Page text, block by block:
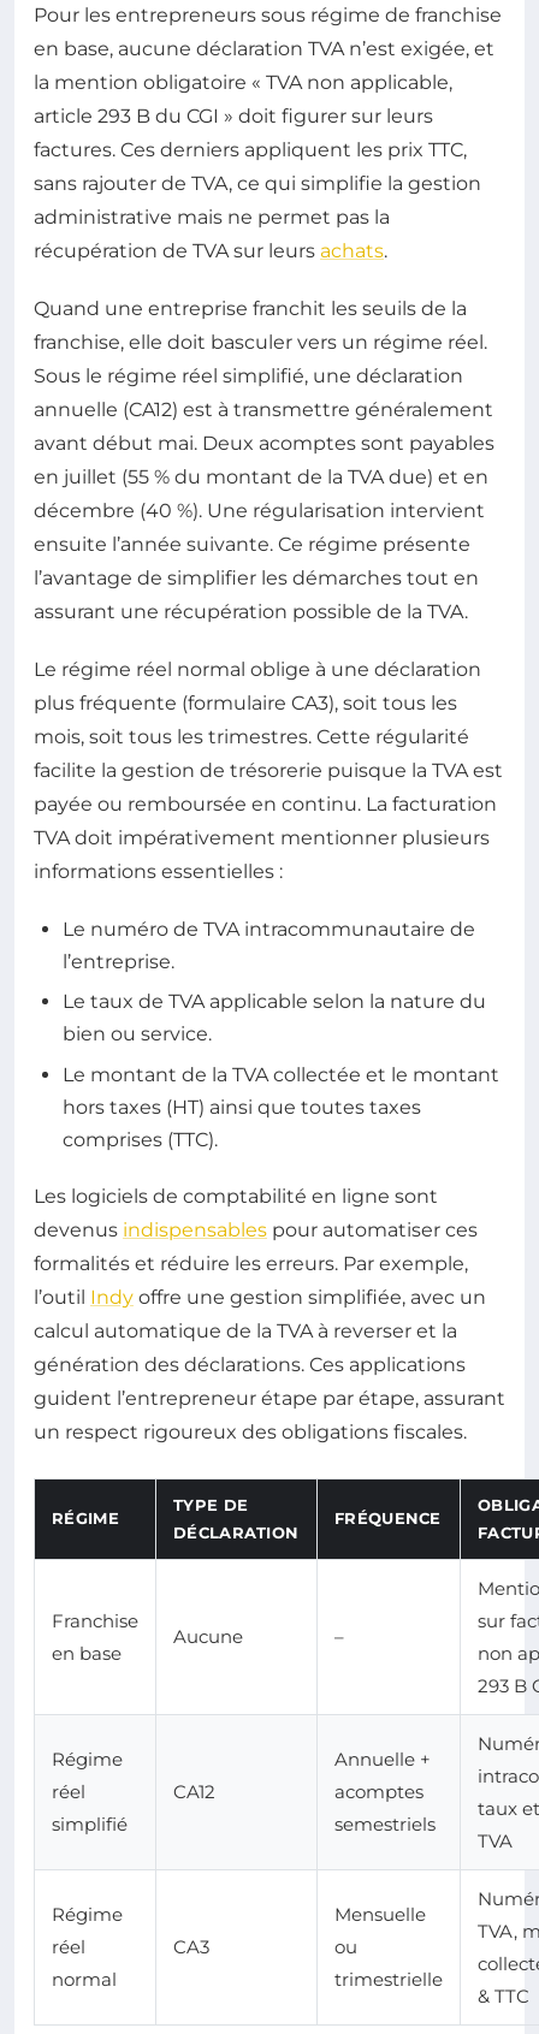
Pour les entrepreneurs sous régime de franchise
en base, aucune déclaration TVA n’est exigée, et
la mention obligatoire « TVA non applicable,
article 293 B du CGI » doit figurer sur leurs
factures. Ces derniers appliquent les prix TTC,
sans rajouter de TVA, ce qui simplifie la gestion
administrative mais ne permet pas la
récupération de TVA sur leurs achats.
Quand une entreprise franchit les seuils de la
franchise, elle doit basculer vers un régime réel.
Sous le régime réel simplifié, une déclaration
annuelle (CA12) est à transmettre généralement
avant début mai. Deux acomptes sont payables
en juillet (55 % du montant de la TVA due) et en
décembre (40 %). Une régularisation intervient
ensuite l’année suivante. Ce régime présente
l’avantage de simplifier les démarches tout en
assurant une récupération possible de la TVA.
Le régime réel normal oblige à une déclaration
plus fréquente (formulaire CA3), soit tous les
mois, soit tous les trimestres. Cette régularité
facilite la gestion de trésorerie puisque la TVA est
payée ou remboursée en continu. La facturation
TVA doit impérativement mentionner plusieurs
informations essentielles :
Le numéro de TVA intracommunautaire de
l’entreprise.
Le taux de TVA applicable selon la nature du
bien ou service.
Le montant de la TVA collectée et le montant
hors taxes (HT) ainsi que toutes taxes
comprises (TTC).
Les logiciels de comptabilité en ligne sont
devenus indispensables pour automatiser ces
formalités et réduire les erreurs. Par exemple,
l’outil Indy offre une gestion simplifiée, avec un
calcul automatique de la TVA à reverser et la
génération des déclarations. Ces applications
guident l’entrepreneur étape par étape, assurant
un respect rigoureux des obligations fiscales.
RÉGIME
TYPE DE
DÉCLARATION
FRÉQUENCE
Franchise
en base
Aucune –
sur
non
293 B
Régime
réel
simplifié
CA12
Annuelle +
acomptes
semestriels
taux
TVA
Régime
réel
normal
CA3
Mensuelle
ou
trimestrielle
TVA,
& TTC